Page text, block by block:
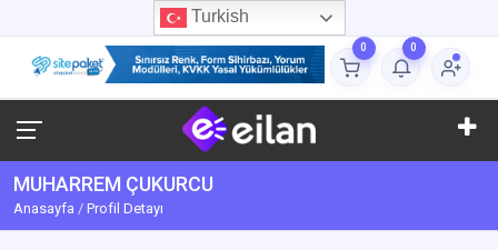
Turkish
0 0
MUHARREM ÇUKURCU
Anasayfa Profil Detayı